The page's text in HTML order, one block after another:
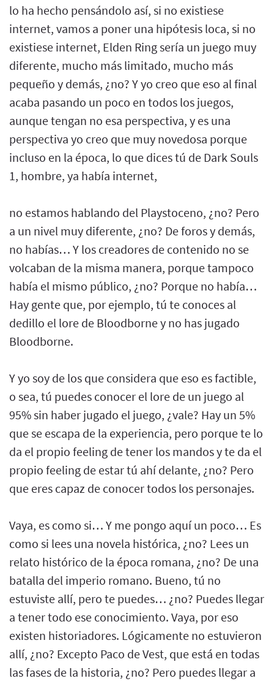
lo ha hecho pensándolo así, si no existiese
internet, vamos a poner una hipótesis loca, si no
existiese internet, Elden Ring sería un juego muy
diferente, mucho más limitado, mucho más
pequeño y demás, ¿no? Y yo creo que eso al final
acaba pasando un poco en todos los juegos,
aunque tengan no esa perspectiva, y es una
perspectiva yo creo que muy novedosa porque
incluso en la época, lo que dices tú de Dark Souls
1, hombre, ya había internet,
no estamos hablando del Playstoceno, ¿no? Pero
a un nivel muy diferente, ¿no? De foros y demás,
no habías… Y los creadores de contenido no se
volcaban de la misma manera, porque tampoco
había el mismo público, ¿no? Porque no había…
Hay gente que, por ejemplo, tú te conoces al
dedillo el lore de Bloodborne y no has jugado
Bloodborne.
Y yo soy de los que considera que eso es factible,
o sea, tú puedes conocer el lore de un juego al
95% sin haber jugado el juego, ¿vale? Hay un 5%
que se escapa de la experiencia, pero porque te lo
da el propio feeling de tener los mandos y te da el
propio feeling de estar tú ahí delante, ¿no? Pero
que eres capaz de conocer todos los personajes.
Vaya, es como si… Y me pongo aquí un poco… Es
como si lees una novela histórica, ¿no? Lees un
relato histórico de la época romana, ¿no? De una
batalla del imperio romano. Bueno, tú no
estuviste allí, pero te puedes… ¿no? Puedes llegar
a tener todo ese conocimiento. Vaya, por eso
existen historiadores. Lógicamente no estuvieron
allí, ¿no? Excepto Paco de Vest, que está en todas
las fases de la historia, ¿no? Pero puedes llegar a